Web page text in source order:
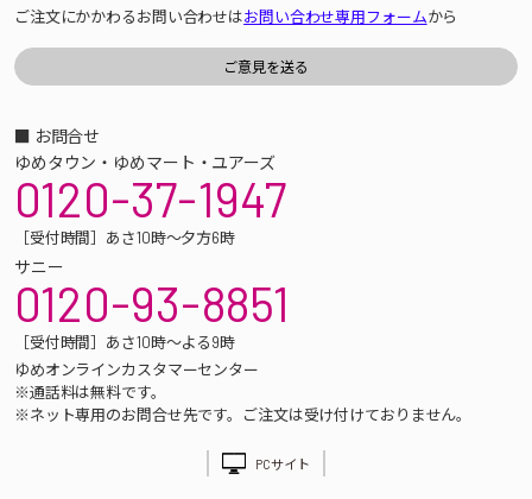
ご注文にかかわるお問い合わせはお問い合わせ専用フォームから
■ お問合せ
ゆめタウン・ゆめマート・ユアーズ
0120-37-1947
［受付時間］あさ10時～夕方6時
サニー
0120-93-8851
［受付時間］あさ10時～よる9時
ゆめオンラインカスタマーセンター
※通話料は無料です。
※ネット専用のお問合せ先です。ご注文は受け付けておりません。
PCサイト